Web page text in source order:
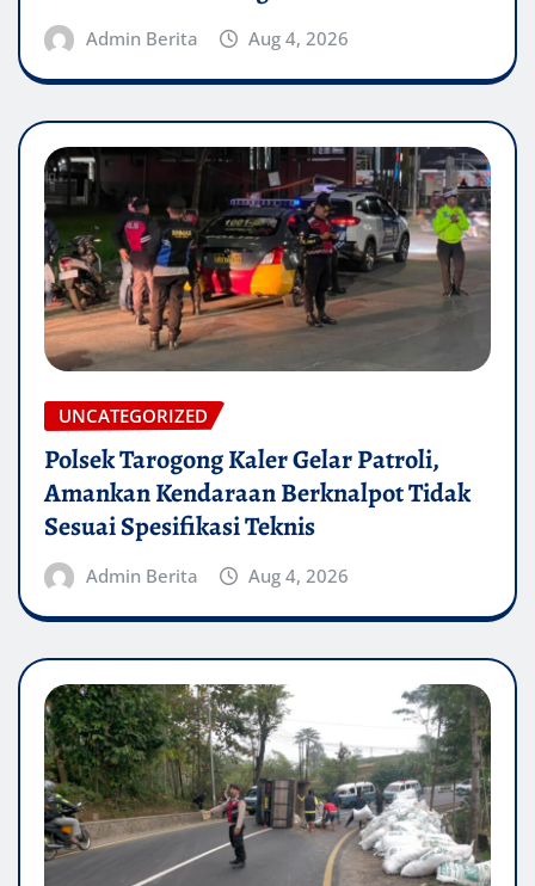
Admin Berita Aug 4, 2026
UNCATEGORIZED
Polsek Tarogong Kaler Gelar Patroli,
Amankan Kendaraan Berknalpot Tidak
Sesuai Spesifikasi Teknis
Admin Berita Aug 4, 2026